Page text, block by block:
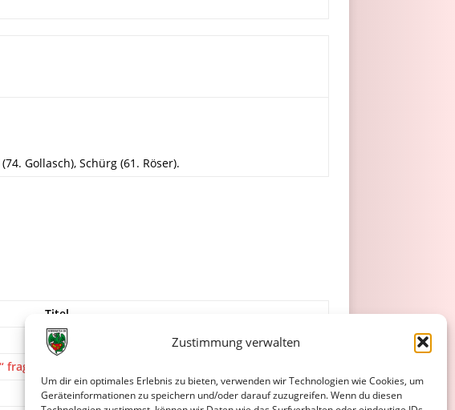
Zustimmung verwalten
Um dir ein optimales Erlebnis zu bieten, verwenden wir Technologien wie Cookies, um
Geräteinformationen zu speichern und/oder darauf zuzugreifen. Wenn du diesen
Gollasch), Schürg (61. Röser).
Titel
fragt bald niemand mehr